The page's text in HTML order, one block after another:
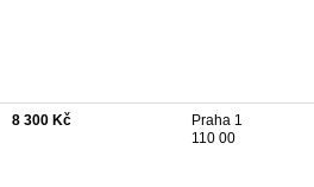
8 300 Kč
Praha 1
110 00